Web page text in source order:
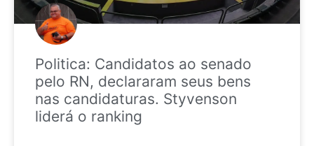
Politica: Candidatos ao senado
pelo RN, declararam seus bens
nas candidaturas. Styvenson
liderá o ranking